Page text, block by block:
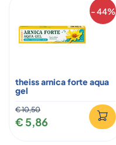
- 44%
theiss arnica forte aqua
gel
€ 10,50
€ 5,86